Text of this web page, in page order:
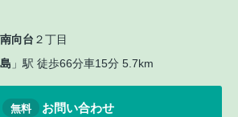
南向台 ２丁目
」駅 徒歩66分車15分 5.7km
無料 お問い合わせ